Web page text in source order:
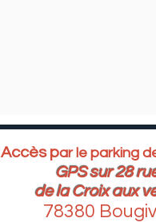
Accès par le parking
GPS sur 28
de la Croix aux
78380